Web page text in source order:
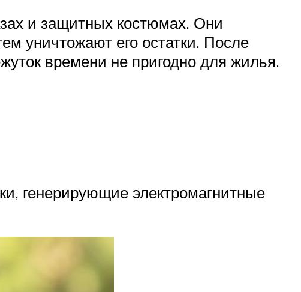
и защитных костюмах. Они
уничтожают его остатки. После
времени не пригодно для жилья.
генерирующие электромагнитные